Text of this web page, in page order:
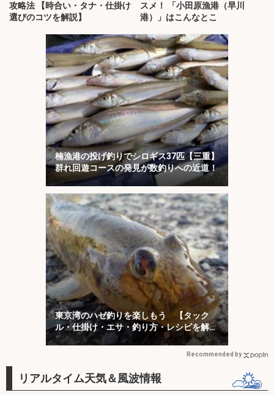
攻略法 【時合い・タナ・仕掛け
選びのコツを解説】
スメ！ 「小田原漁港（早川
港）」はこんなとこ
楠漁港の投げ釣りでシロギス37匹【三重】
群れ回遊コースの発見が数釣りへの近道！
東京湾のハゼ釣りを楽しもう 【タック
ル・仕掛け・エサ・釣り方・レシピを解
説】
Recommended by
リアルタイム天気＆風波情報